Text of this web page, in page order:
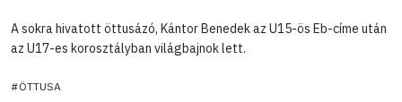
A sokra hivatott öttusázó, Kántor Benedek az U15-ös Eb-címe után
az U17-es korosztályban világbajnok lett.
#ÖTTUSA